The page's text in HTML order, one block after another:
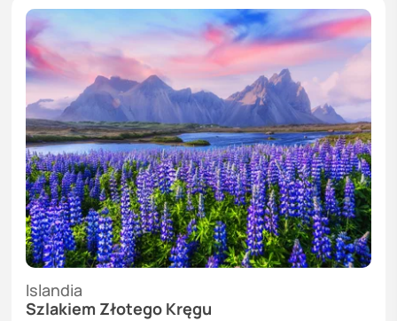
Szlakiem Złotego Kręgu
Islandia